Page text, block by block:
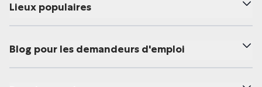
Lieux populaires
Blog pour les demandeurs d'emploi